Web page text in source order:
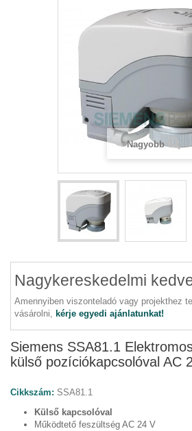
Nagyobb
Nagykereskedelmi
Amennyiben viszonteladó vagy projekthez
vásárolni, kérje egyedi ajánlatunkat!
Siemens SSA81.1
külső pozíciókapcsolóval AC
Cikkszám: SSA81.1
Külső kapcsolóval
Működtető feszültség AC 24 V